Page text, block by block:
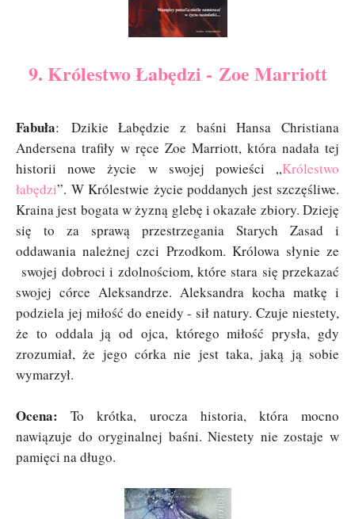
9. Królestwo Łabędzi - Zoe Marriott
Fabuła: Dzikie Łabędzie z baśni Hansa Christiana
Andersena trafiły w ręce Zoe Marriott, która nadała tej
historii nowe życie w swojej powieści „Królestwo
łabędzi”. W Królestwie życie poddanych jest szczęśliwe.
Kraina jest bogata w żyzną glebę i okazałe zbiory. Dzieję
się to za sprawą przestrzegania Starych Zasad i
oddawania należnej czci Przodkom. Królowa słynie ze
swojej dobroci i zdolnościom, które stara się przekazać
swojej córce Aleksandrze. Aleksandra kocha matkę i
podziela jej miłość do eneidy - sił natury. Czuje niestety,
że to oddala ją od ojca, którego miłość prysła, gdy
zrozumiał, że jego córka nie jest taka, jaką ją sobie
wymarzył.
Ocena: To krótka, urocza historia, która mocno
nawiązuje do oryginalnej baśni. Niestety nie zostaje w
pamięci na długo.